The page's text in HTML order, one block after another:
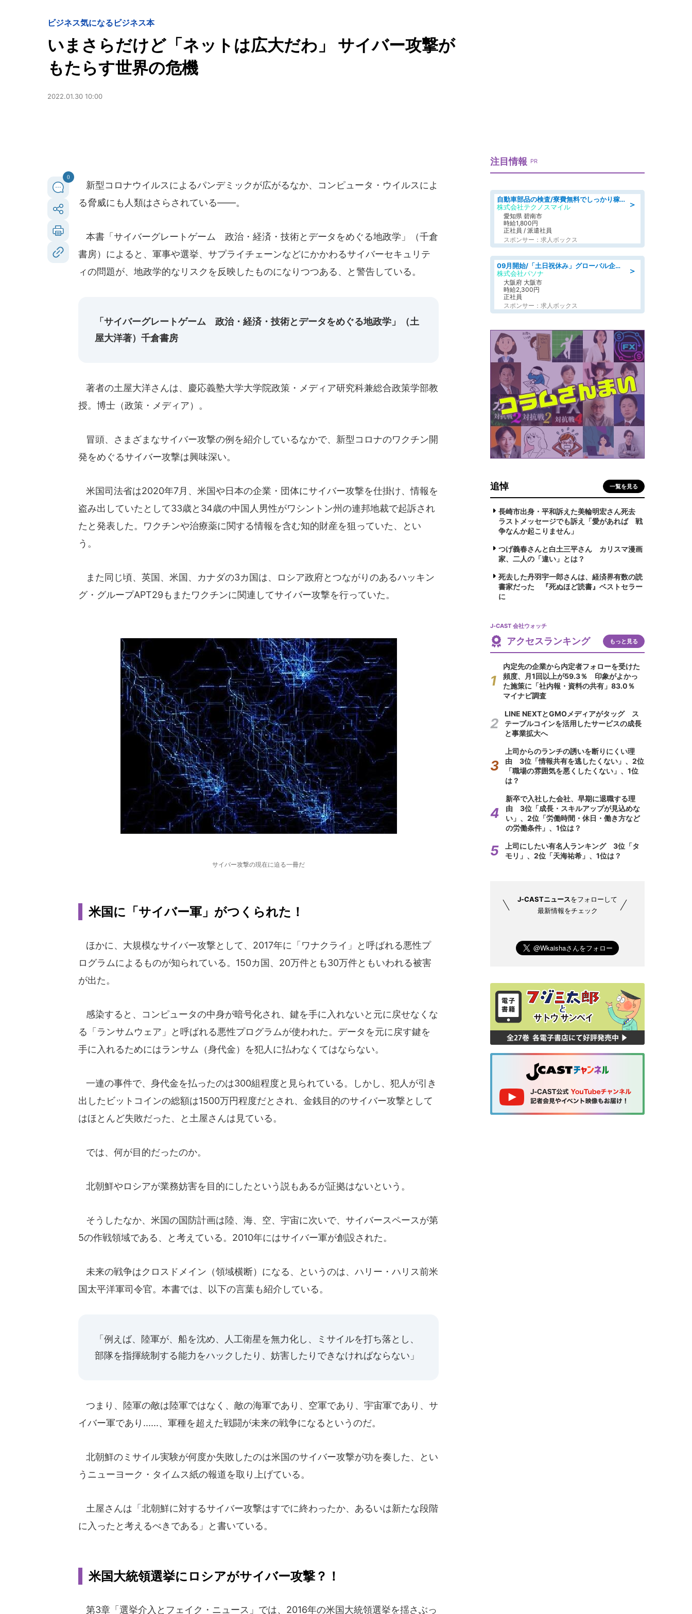
ビジネス気になるビジネス本
いまさらだけど「ネットは広大だわ」 サイバー攻撃が
もたらす世界の危機
2022.01.30 10:00
0
新型コロナウイルスによるパンデミックが広がるなか、コンピュータ・ウイルスによ
る脅威にも人類はさらされている――。
本書「サイバーグレートゲーム 政治・経済・技術とデータをめぐる地政学」（千倉
書房）によると、軍事や選挙、サプライチェーンなどにかかわるサイバーセキュリテ
ィの問題が、地政学的なリスクを反映したものになりつつある、と警告している。
「サイバーグレートゲーム 政治・経済・技術とデータをめぐる地政学」（土
屋大洋著）千倉書房
著者の土屋大洋さんは、慶応義塾大学大学院政策・メディア研究科兼総合政策学部教
授。博士（政策・メディア）。
冒頭、さまざまなサイバー攻撃の例を紹介しているなかで、新型コロナのワクチン開
発をめぐるサイバー攻撃は興味深い。
米国司法省は2020年7月、米国や日本の企業・団体にサイバー攻撃を仕掛け、情報を
盗み出していたとして33歳と34歳の中国人男性がワシントン州の連邦地裁で起訴され
たと発表した。ワクチンや治療薬に関する情報を含む知的財産を狙っていた、とい
う。
また同じ頃、英国、米国、カナダの3カ国は、ロシア政府とつながりのあるハッキン
グ・グループAPT29もまたワクチンに関連してサイバー攻撃を行っていた。
サイバー攻撃の現在に迫る一冊だ
米国に「サイバー軍」がつくられた！
ほかに、大規模なサイバー攻撃として、2017年に「ワナクライ」と呼ばれる悪性プ
ログラムによるものが知られている。150カ国、20万件とも30万件ともいわれる被害
が出た。
感染すると、コンピュータの中身が暗号化され、鍵を手に入れないと元に戻せなくな
る「ランサムウェア」と呼ばれる悪性プログラムが使われた。データを元に戻す鍵を
手に入れるためにはランサム（身代金）を犯人に払わなくてはならない。
一連の事件で、身代金を払ったのは300組程度と見られている。しかし、犯人が引き
出したビットコインの総額は1500万円程度だとされ、金銭目的のサイバー攻撃として
はほとんど失敗だった、と土屋さんは見ている。
では、何が目的だったのか。
北朝鮮やロシアが業務妨害を目的にしたという説もあるが証拠はないという。
そうしたなか、米国の国防計画は陸、海、空、宇宙に次いで、サイバースペースが第
5の作戦領域である、と考えている。2010年にはサイバー軍が創設された。
未来の戦争はクロスドメイン（領域横断）になる、というのは、ハリー・ハリス前米
国太平洋軍司令官。本書では、以下の言葉も紹介している。
「例えば、陸軍が、船を沈め、人工衛星を無力化し、ミサイルを打ち落とし、
部隊を指揮統制する能力をハックしたり、妨害したりできなければならない」
つまり、陸軍の敵は陸軍ではなく、敵の海軍であり、空軍であり、宇宙軍であり、サ
イバー軍であり......、軍種を超えた戦闘が未来の戦争になるというのだ。
北朝鮮のミサイル実験が何度か失敗したのは米国のサイバー攻撃が功を奏した、とい
うニューヨーク・タイムス紙の報道を取り上げている。
土屋さんは「北朝鮮に対するサイバー攻撃はすでに終わったか、あるいは新たな段階
に入ったと考えるべきである」と書いている。
米国大統領選挙にロシアがサイバー攻撃？！
第3章「選挙介入とフェイク・ニュース」では、2016年の米国大統領選挙を揺さぶっ
注目情報 PR
＞
自動車部品の検査/寮費無料でしっかり稼げる denso aichi
株式会社テクノスマイル
愛知県 碧南市
時給1,800円
正社員 / 派遣社員
スポンサー：求人ボックス
＞
09月開始/「土日祝休み」グローバル企業での産業保健のお仕事/保健師/高時給/残業なし/服装自由
株式会社パソナ
大阪府 大阪市
時給2,300円
正社員
スポンサー：求人ボックス
追悼 一覧を見る
長崎市出身・平和訴えた美輪明宏さん死去
ラストメッセージでも訴え「愛があれば 戦
争なんか起こりません」
つげ義春さんと白土三平さん カリスマ漫画
家、二人の「違い」とは？
死去した丹羽宇一郎さんは、経済界有数の読
書家だった 『死ぬほど読書』ベストセラー
に
J-CAST 会社ウォッチ
アクセスランキング もっと見る
内定先の企業から内定者フォローを受けた
頻度、月1回以上が59.3％ 印象がよかっ
た施策に「社内報・資料の共有」83.0％
マイナビ調査
LINE NEXTとGMOメディアがタッグ ス
テーブルコインを活用したサービスの成長
と事業拡大へ
上司からのランチの誘いを断りにくい理
由 3位「情報共有を逃したくない」、2位
「職場の雰囲気を悪くしたくない」、1位
は？
新卒で入社した会社、早期に退職する理
由 3位「成長・スキルアップが見込めな
い」、2位「労働時間・休日・働き方など
の労働条件」、1位は？
上司にしたい有名人ランキング 3位「タ
モリ」、2位「天海祐希」、1位は？
J-CASTニュースをフォローして
最新情報をチェック